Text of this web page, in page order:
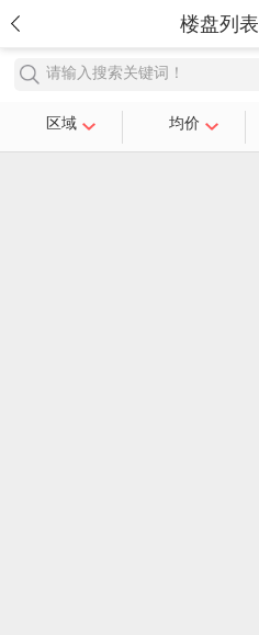
楼盘列表
请输入搜索关键词！
区域 均价